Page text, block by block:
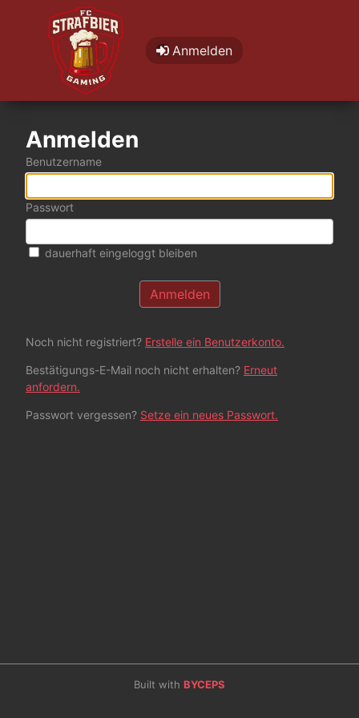
Anmelden
Anmelden
Benutzername
Passwort
dauerhaft eingeloggt bleiben
Die Anmeldung ist fehlgeschlagen.
Anmelden
Noch nicht registriert? Erstelle ein Benutzerkonto.
Bestätigungs-E-Mail noch nicht erhalten? Erneut
anfordern.
Passwort vergessen? Setze ein neues Passwort.
Built with BYCEPS